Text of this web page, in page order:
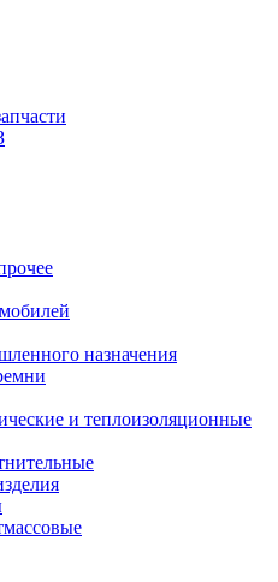
назначения
и теплоизоляционные